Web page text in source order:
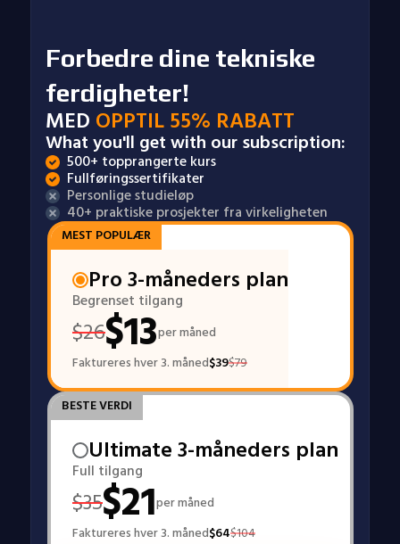
Forbedre dine tekniske
ferdigheter!
MED OPPTIL 55% RABATT
What you'll get with our subscription:
500+ topprangerte kurs
Fullføringssertifikater
Personlige studieløp
40+ praktiske prosjekter fra virkeligheten
MEST POPULÆR
Pro 3-måneders plan
Begrenset tilgang
$26$13per måned
Faktureres hver 3. måned$39$79
BESTE VERDI
Ultimate 3-måneders plan
Full tilgang
$35$21per måned
Faktureres hver 3. måned$64$104